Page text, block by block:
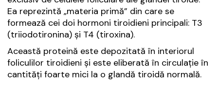
Ea reprezintă „materia primă” din care se
formează cei doi hormoni tiroidieni principali: T3
(triiodotironina) și T4 (tiroxina).
Această proteină este depozitată în interiorul
foliculilor tiroidieni și este eliberată în circulație în
cantități foarte mici la o glandă tiroidă normală.